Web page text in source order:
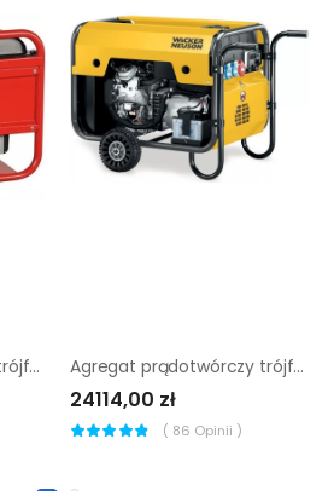
Agregat prądotwórczy trójfazowy Endress ESE 506 DHS-GT Agregat prądotwórczy trójfazowy Wacker Neuson GS 12AI
24114,00 zł
( 86 Opinii )